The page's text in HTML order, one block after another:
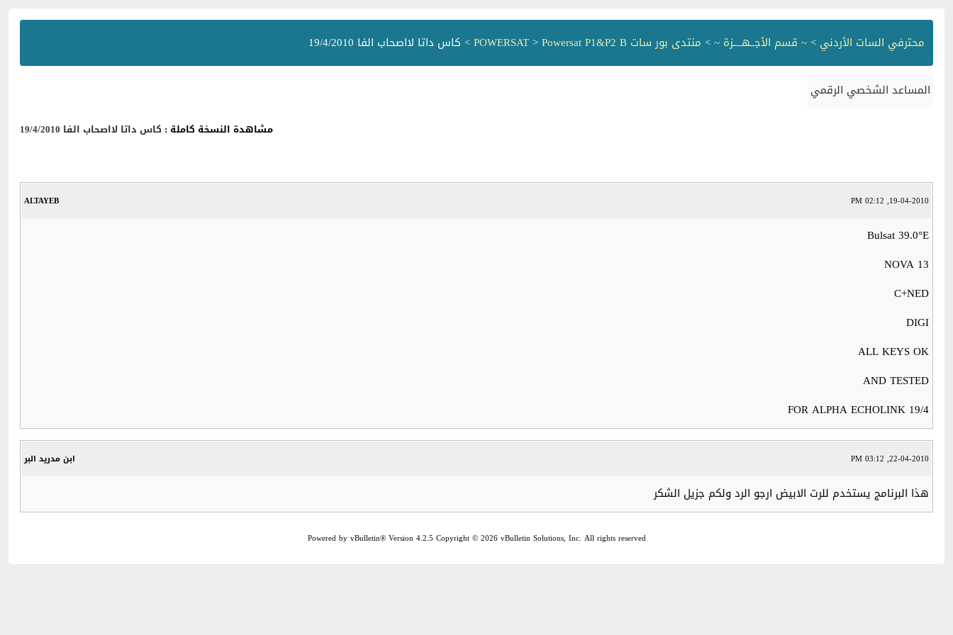
محترفي السات الأردني >~ قسم الأجــهــــزة ~> منتدى بور سات POWERSAT >Powersat P1&P2 B > كاس داتا لااصحاب الفا 19/4/2010
المساعد الشخصي الرقمي
مشاهدة النسخة كاملة : كاس داتا لااصحاب الفا 19/4/2010
ALTAYEB 19-04-2010, 02:12 PM
Bulsat 39.0°E
NOVA 13
C+NED
DIGI
ALL KEYS OK
AND TESTED
FOR ALPHA ECHOLINK 19/4
ابن مدريد البر 22-04-2010, 03:12 PM
هذا البرنامج يستخدم للرت الابيض ارجو الرد ولكم جزيل الشكر
Powered by vBulletin® Version 4.2.5 Copyright © 2026 vBulletin Solutions, Inc. All rights reserved